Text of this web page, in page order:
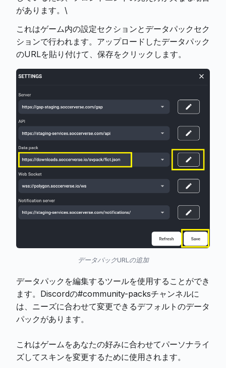
があります。\
これはゲーム内の設定セクションとデータパックセク
ションで行われます。アップロードしたデータパック
のURLを貼り付けて、保存をクリックします。
データパックURLの追加
データパックを編集するツールを使用することができ
ます。Discordの#community-packsチャンネルに
は、ニーズに合わせて変更できるデフォルトのデータ
パックがあります。
これはゲームをあなたの好みに合わせてパーソナライ
ズしてスキンを変更するために使用されます。